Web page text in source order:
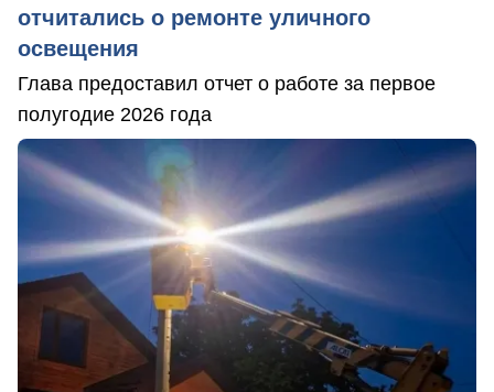
отчитались о ремонте уличного
освещения
Глава предоставил отчет о работе за первое
полугодие 2026 года